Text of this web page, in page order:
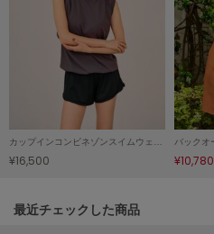
LeSportsac
レスポートサック
LILY BROWN
リリーブラウン
LILY BROWN Lingerie
リリーブラウンランジェリーカップインコンビネゾンスイムウェア/マシンウォッシャブル
¥16,500 ¥10,780
関連記事
最近チェックした商品